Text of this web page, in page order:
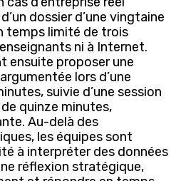
dossier d’une vingtaine
temps limité de trois
ni à Internet.
ensuite proposer une
lors d’une
suivie d’une session
quinze minutes,
Au-delà des
les équipes sont
à interpréter des données
réflexion stratégique,